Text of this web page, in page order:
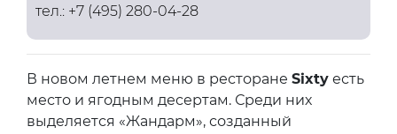
тел.: +7 (495) 280-04-28
В новом летнем меню в ресторане Sixty есть
место и ягодным десертам. Среди них
выделяется «Жандарм», созданный